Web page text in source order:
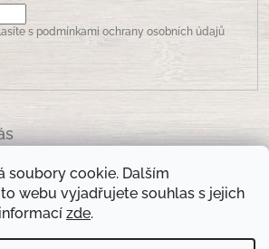
soubory cookie. Dalším
webu vyjadřujete souhlas s jejich
zde.
s podmínkami ochrany osobních údajů
údajů